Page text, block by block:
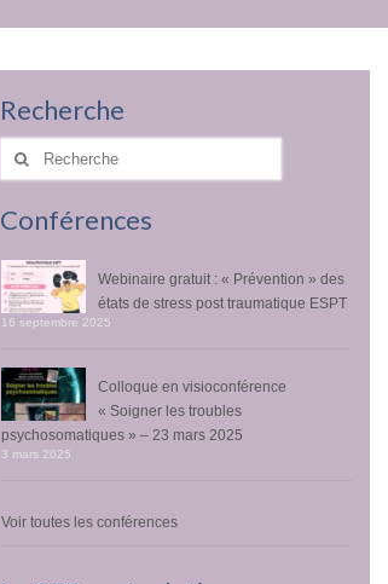
Recherche
Rechercher
Conférences
Webinaire gratuit : « Prévention » des
états de stress post traumatique ESPT
16 septembre 2025
Colloque en visioconférence
« Soigner les troubles
psychosomatiques » – 23 mars 2025
3 mars 2025
Voir toutes les conférences